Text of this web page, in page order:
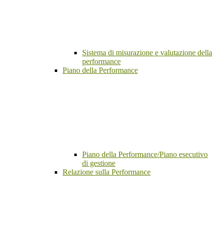
Sistema di misurazione e valutazione della
performance
Piano della Performance
Piano della Performance/Piano esecutivo
di gestione
Relazione sulla Performance